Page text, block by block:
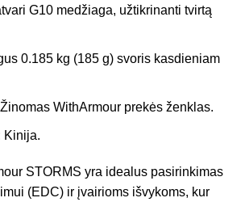
G10 medžiaga, užtikrinanti tvirtą
0.185 kg (185 g) svoris kasdieniam
Žinomas WithArmour prekės ženklas.
Kinija.
STORMS yra idealus pasirinkimas
(EDC) ir įvairioms išvykoms, kur